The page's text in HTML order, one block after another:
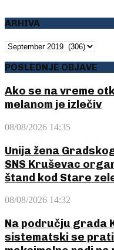
ARHIVA
ARHIVA
POSLEDNJE OBJAVE
Ako se na vreme
melanom je izlečiv
08/08/2026 14:35
Unija žena
SNS Kruševac
štand kod Stare
08/08/2026 14:32
Na području grada
sistematski se